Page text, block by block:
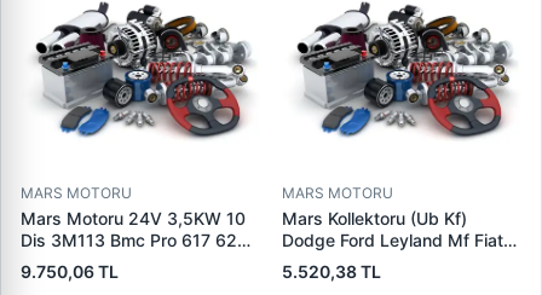
MARS MOTORU
Mars Motoru 24V 3,5KW 10
Dis 3M113 Bmc Pro 617 620
(619 240 36 619 240 46
Yerine) | LUCAS 619 241 46
9.750,06 TL
MARS MOTORU
Mars Kollektoru (Ub Kf)
Dodge Ford Leyland Mf Fiat
Trans | MAKO 72313941 |
OEM 72313941
5.520,38 TL